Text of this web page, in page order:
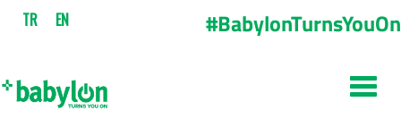
TR EN #BabylonTurnsYouOn